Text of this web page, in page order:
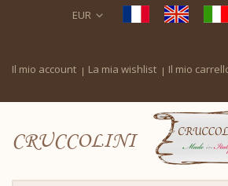
EUR
Il mio account La mia wishlist Il mio
CRUCCOLINI